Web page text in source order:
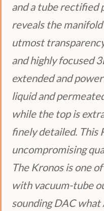
and a tube rectified
reveals the
utmost
and highly focused
extended and
liquid and
while the top is
finely detailed. This
uncompromising
The Kronos is one
with vacuum-tube
sounding DAC what